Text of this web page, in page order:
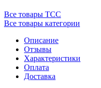
Все товары ТСС
Все товары категории
Описание
Отзывы
Характеристики
Оплата
Доставка